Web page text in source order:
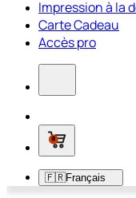
Impression à la
Carte Cadeau
Accès pro
0
🇫🇷Français